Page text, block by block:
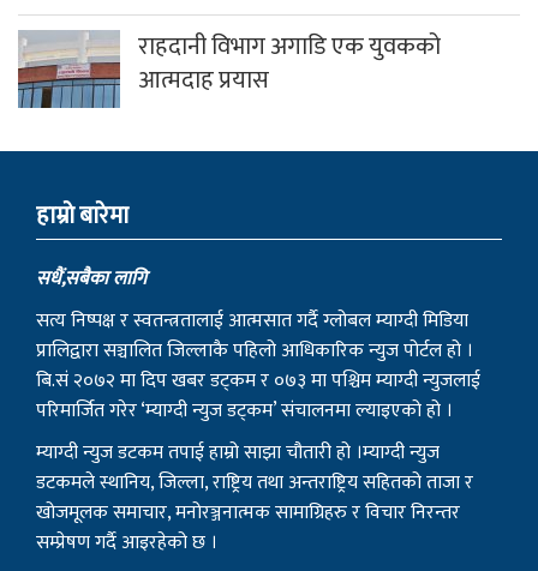
राहदानी विभाग अगाडि एक युवकको
आत्मदाह प्रयास
हाम्राे बारेमा
सधैं,सबैका लागि
सत्य निष्पक्ष र स्वतन्त्रतालाई आत्मसात गर्दै ग्लोबल म्याग्दी मिडिया
प्रालिद्वारा सञ्चालित जिल्लाकै पहिलो आधिकारिक न्युज पोर्टल हो ।
बि.सं २०७२ मा दिप खबर डट्कम र ०७३ मा पश्चिम म्याग्दी न्युजलाई
परिमार्जित गरेर ‘म्याग्दी न्युज डट्कम’ संचालनमा ल्याइएको हो ।
म्याग्दी न्युज डटकम तपाई हाम्रो साझा चौतारी हो ।म्याग्दी न्युज
डटकमले स्थानिय, जिल्ला, राष्ट्रिय तथा अन्तराष्ट्रिय सहितको ताजा र
खोजमूलक समाचार, मनोरञ्जनात्मक सामाग्रिहरु र विचार निरन्तर
सम्प्रेषण गर्दै आइरहेको छ ।